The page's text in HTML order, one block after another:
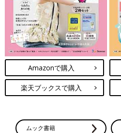
Amazonで購入
楽天ブックスで購入
ムック書籍